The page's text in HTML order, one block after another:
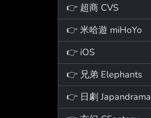
👉 超商 CVS
👉 米哈遊 miHoYo
👉 iOS
👉 兄弟 Elephants
👉 日劇 Japandrama